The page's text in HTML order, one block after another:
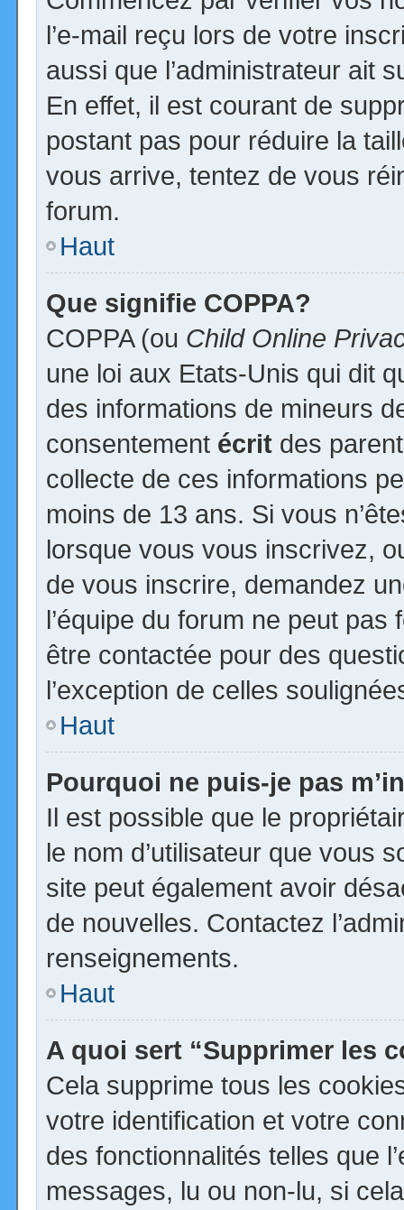
l’e-mail reçu lors de votre
aussi que l’administrateur ait
En effet, il est courant de
postant pas pour réduire la
vous arrive, tentez de vous
forum.
Haut
Que signifie COPPA?
COPPA (ou Child Online
une loi aux Etats-Unis qui dit
des informations de mineurs
consentement écrit des
collecte de ces informations
moins de 13 ans. Si vous
lorsque vous vous inscrivez,
de vous inscrire, demandez
l’équipe du forum ne peut
être contactée pour des
l’exception de celles
Haut
Pourquoi ne puis-je pas
Il est possible que le
le nom d’utilisateur que vous
site peut également avoir
de nouvelles. Contactez
renseignements.
Haut
A quoi sert “Supprimer les
Cela supprime tous les
votre identification et votre
des fonctionnalités telles que
messages, lu ou non-lu, si